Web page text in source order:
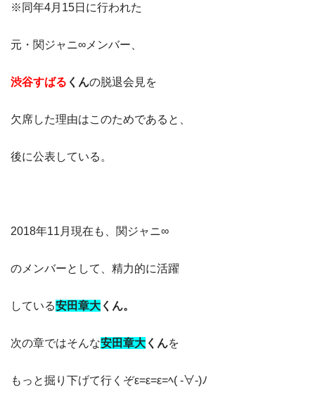
※同年4月15日に行われた
元・関ジャニ∞メンバー、
渋谷すばる くんの脱退会見を
欠席した理由はこのためであると、
後に公表している。
2018年11月現在も、関ジャニ∞
のメンバーとして、精力的に活躍
している安田章大 くん。
次の章ではそんな安田章大 くんを
もっと掘り下げて行くぞε=ε=ε=ﾍ( -∀-)ﾉ